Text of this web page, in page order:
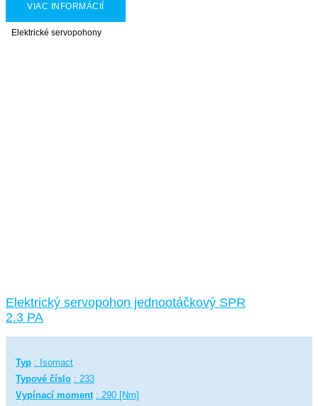
VIAC INFORMÁCIÍ
Elektrické servopohony
Elektrický servopohon jednootáčkový SPR
2.3 PA
Typ : Isomact
Typové číslo : 233
Vypínací moment : 290 [Nm]